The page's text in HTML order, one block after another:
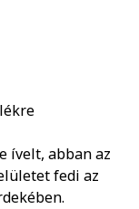
ívelt, abban az
fedi az